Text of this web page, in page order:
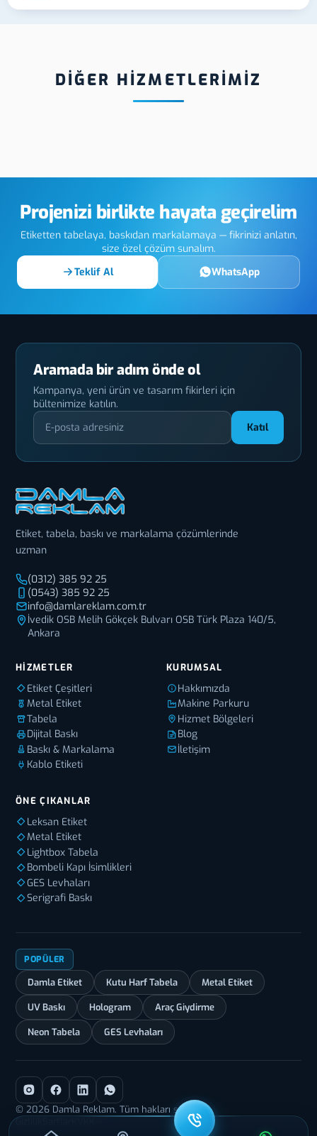
DİĞER HİZMETLERİMİZ
Projenizi birlikte hayata geçirelim
Etiketten tabelaya, baskıdan markalamaya — fikrinizi anlatın,
size özel çözüm sunalım.
Teklif Al
WhatsApp
Aramada bir adım önde ol
Kampanya, yeni ürün ve tasarım fikirleri için
bültenimize katılın.
Katıl
Etiket, tabela, baskı ve markalama çözümlerinde
uzman
(0312) 385 92 25
(0543) 385 92 25
info@damlareklam.com.tr
İvedik OSB Melih Gökçek Bulvarı OSB Türk Plaza 140/5,
Ankara
HIZMETLER
Etiket Çeşitleri
Metal Etiket
Tabela
Dijital Baskı
Baskı & Markalama
Kablo Etiketi
KURUMSAL
Hakkımızda
Makine Parkuru
Hizmet Bölgeleri
Blog
İletişim
ÖNE ÇIKANLAR
Leksan Etiket
Metal Etiket
Lightbox Tabela
Bombeli Kapı İsimlikleri
GES Levhaları
Serigrafi Baskı
POPÜLER
Damla Etiket Kutu Harf Tabela Metal Etiket
UV Baskı Hologram Araç Giydirme
Neon Tabela GES Levhaları
© 2026 Damla Reklam. Tüm hakları saklıdır.
Gizlilik